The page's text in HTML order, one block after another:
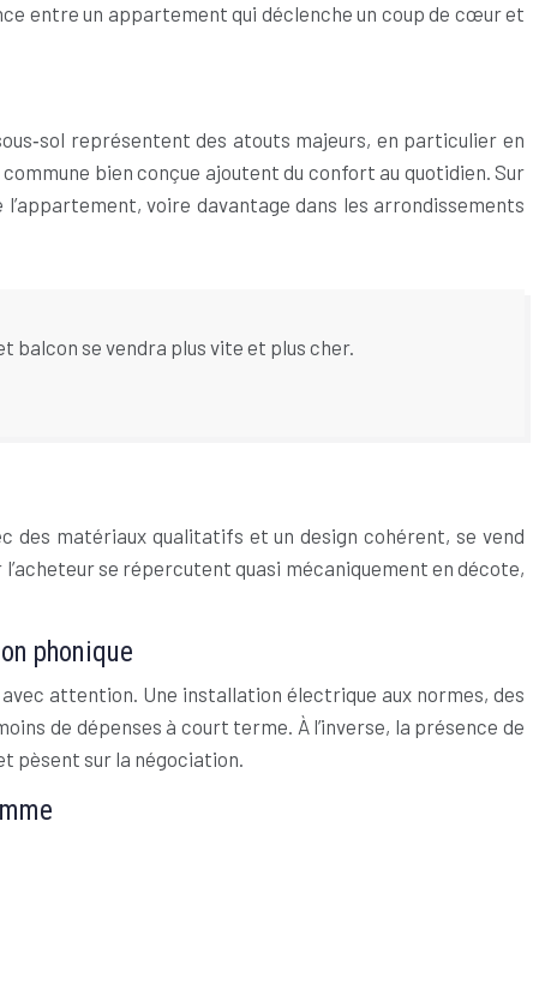
entre un appartement qui déclenche un coup de cœur et
représentent des atouts majeurs, en particulier en
bien conçue ajoutent du confort au quotidien. Sur
voire davantage dans les arrondissements
balcon se vendra plus vite et plus cher.
des matériaux qualitatifs et un design cohérent, se vend
se répercutent quasi mécaniquement en décote,
phonique
attention. Une installation électrique aux normes, des
de dépenses à court terme. À l’inverse, la présence de
pèsent sur la négociation.